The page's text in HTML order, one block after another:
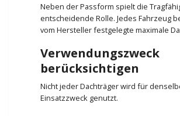
Neben der Passform spielt die
entscheidende Rolle. Jedes Fahrzeug
vom Hersteller festgelegte maximale
Verwendungszweck
berücksichtigen
Nicht jeder Dachträger wird für
Einsatzzweck genutzt.